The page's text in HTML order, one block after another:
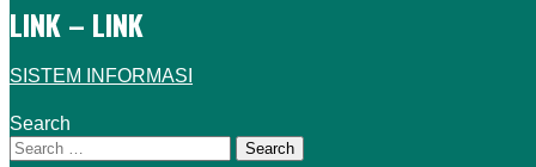
LINK – LINK
SISTEM INFORMASI
Search